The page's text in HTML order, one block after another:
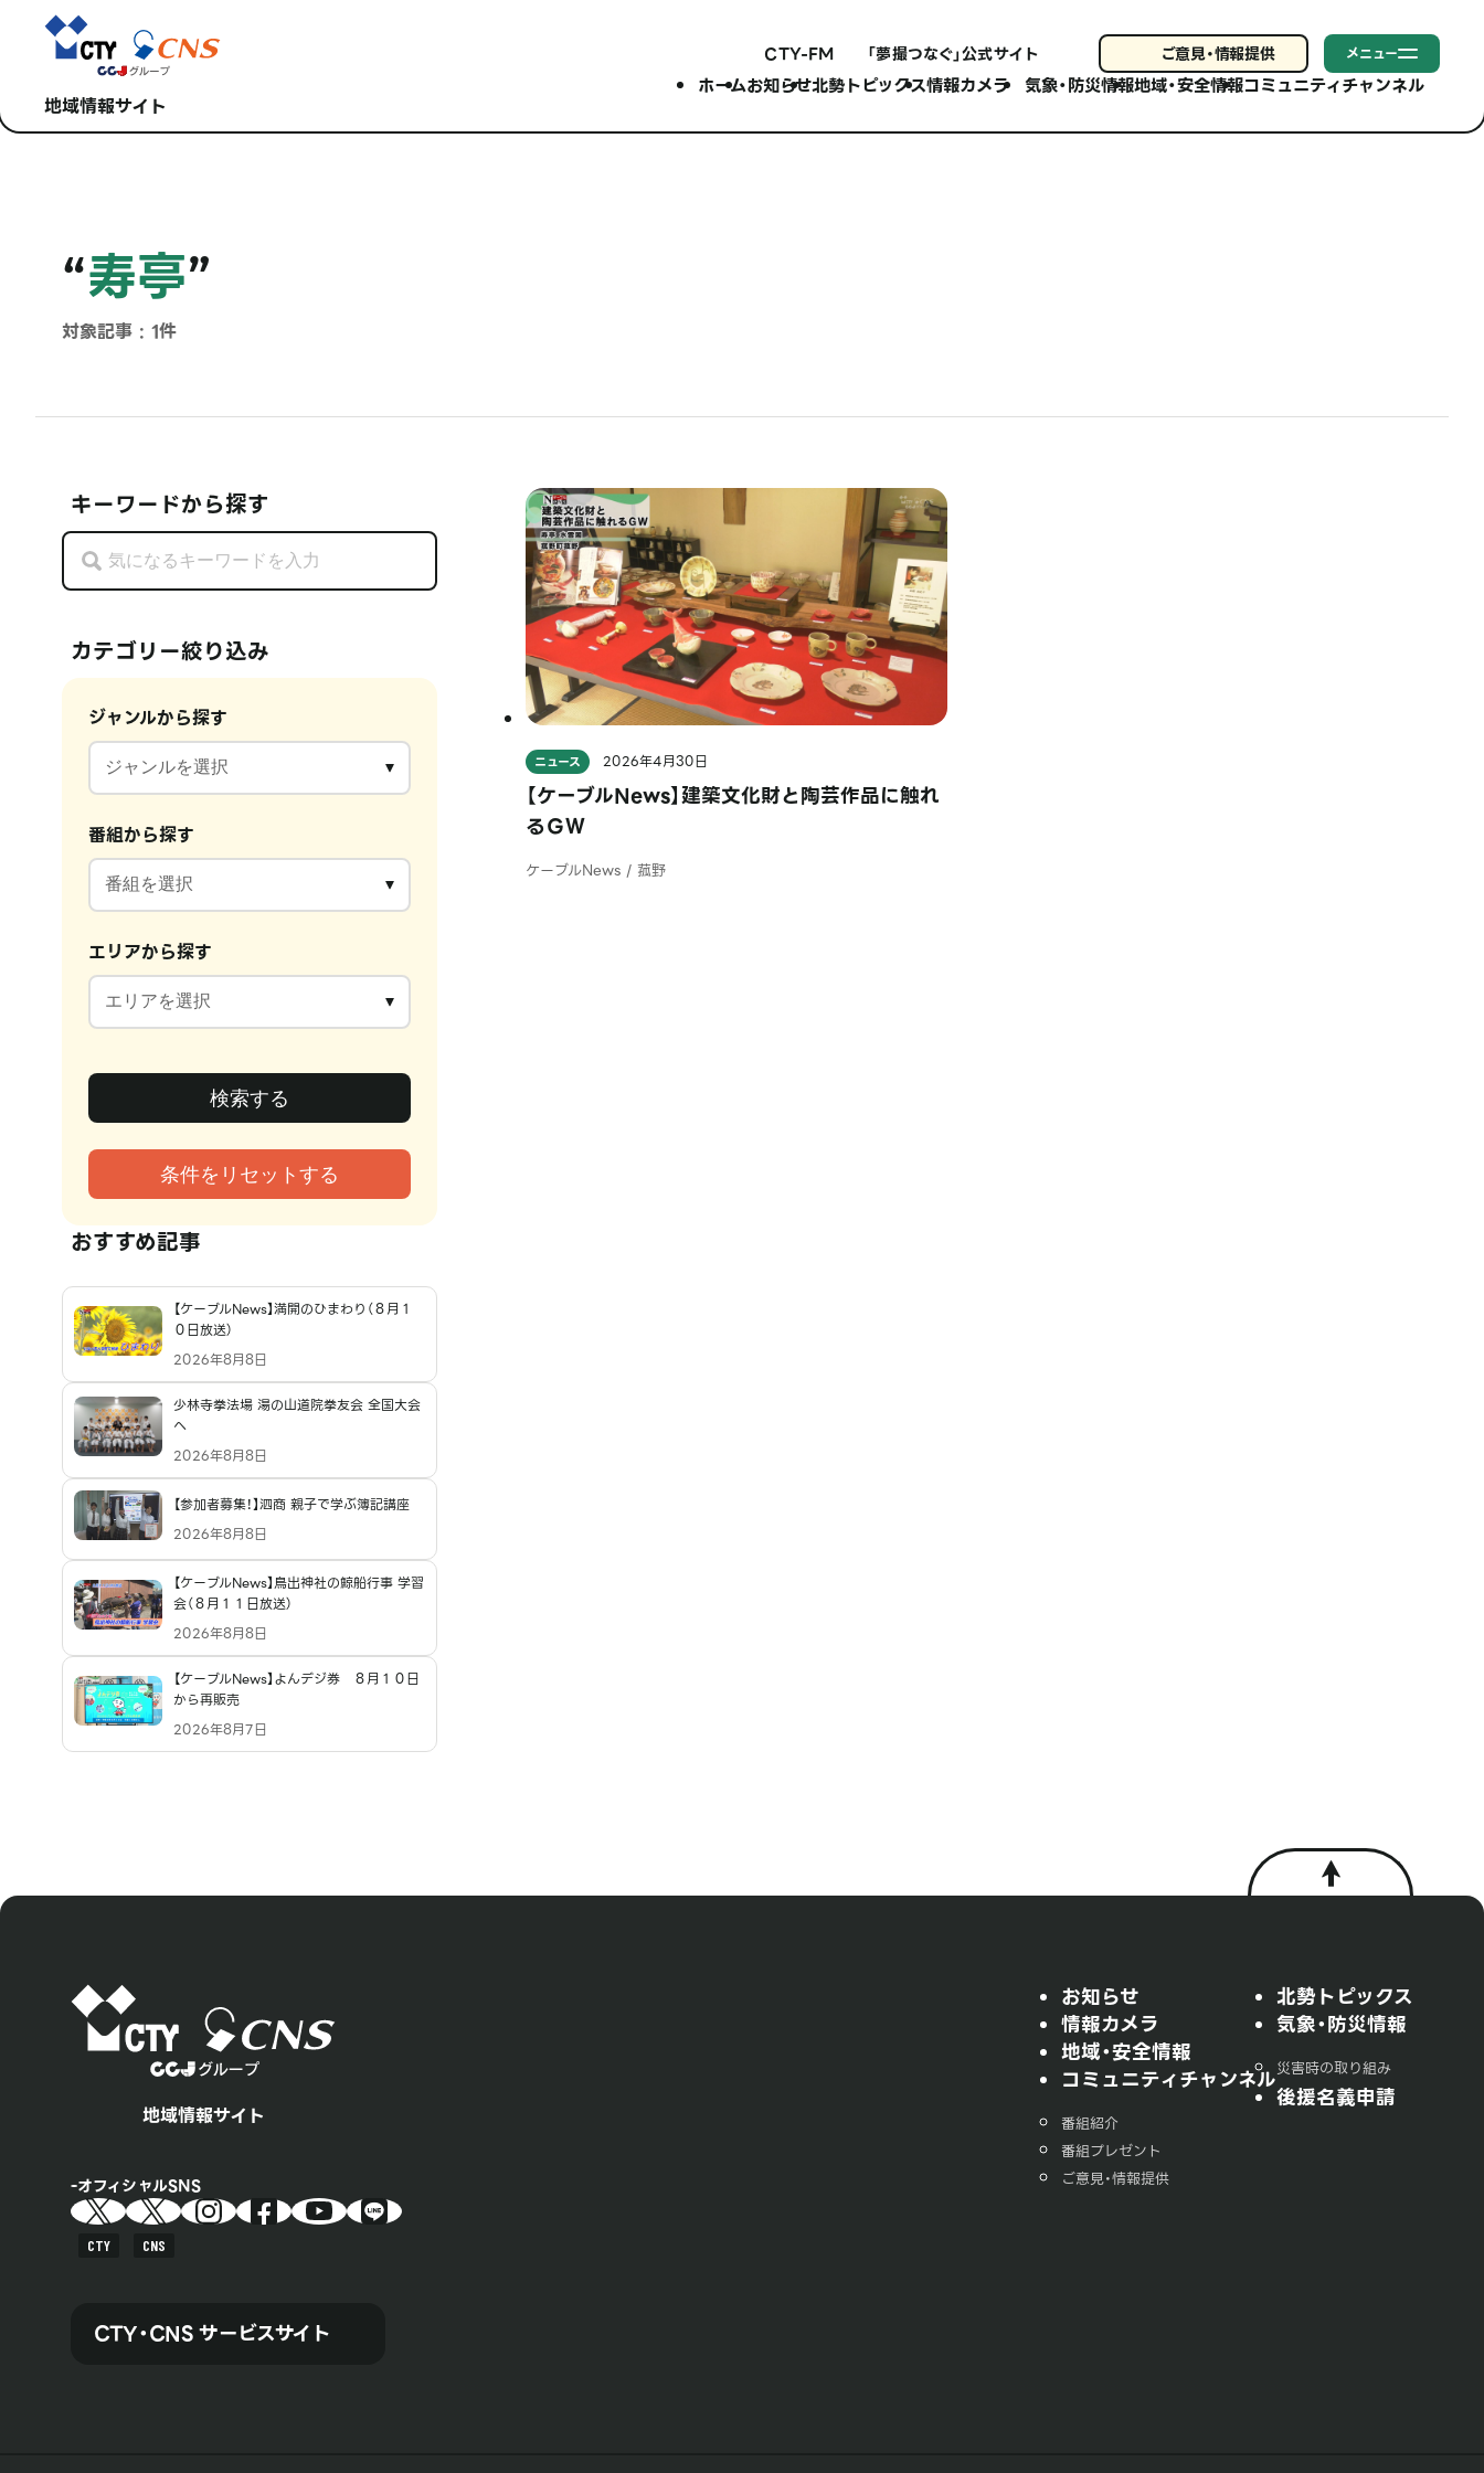
地域情報サイト
CTY-FM 「夢撮つなぐ」公式サイト ご意見・情報提供 メニュー
ホームお知らせ北勢トピックス情報カメラ 気象・防災情報地域・安全情報コミュニティチャンネル
“寿亭”
対象記事 : 1件
キーワードから探す
カテゴリー絞り込み
ジャンルから探す
番組から探す
エリアから探す
おすすめ記事
【ケーブルNews】満開のひまわり（８月１
０日放送）
2026年8月8日
少林寺拳法場 湯の山道院拳友会 全国大会
へ
2026年8月8日
【参加者募集！】泗商 親子で学ぶ簿記講座
2026年8月8日
【ケーブルNews】鳥出神社の鯨船行事 学習
会（８月１１日放送）
2026年8月8日
【ケーブルNews】よんデジ券 ８月１０日
から再販売
2026年8月7日
ニュース 2026年4月30日
【ケーブルNews】建築文化財と陶芸作品に触れ
るＧＷ
ケーブルNews / 菰野
地域情報サイト
オフィシャルSNS
CTY CNS
CTY・CNS サービスサイト
お知らせ
情報カメラ
地域・安全情報
コミュニティチャンネル
番組紹介
番組プレゼント
ご意見・情報提供
北勢トピックス
気象・防災情報
災害時の取り組み
後援名義申請